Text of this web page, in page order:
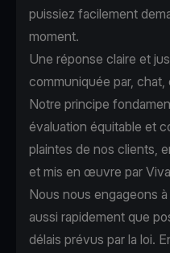
puissiez facilement
moment.
Une réponse claire et
communiquée par, chat,
Notre principe
évaluation équitable et
plaintes de nos clients,
et mis en œuvre par
Nous nous engageons
aussi rapidement que
délais prévus par la loi.